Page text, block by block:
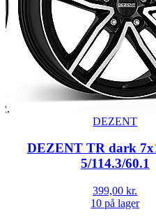
DEZENT
DEZENT TR dark
5/114.3/60.1
399,00 kr.
10 på lager